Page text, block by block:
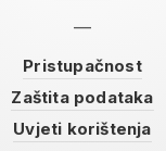
Pristupačnost
Zaštita podataka
Uvjeti korištenja